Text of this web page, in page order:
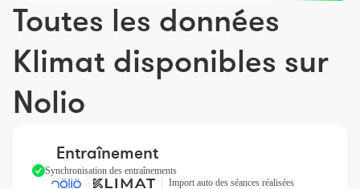
Toutes les données
Klimat disponibles sur
Nolio
Entraînement
Synchronisation des entraînements
Import auto des séances réalisées